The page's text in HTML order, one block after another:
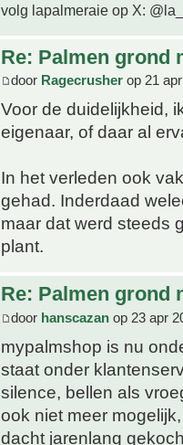
volg lapalmeraie op X:
Re: Palmen grond
door Ragecrusher op 21
Voor de duidelijkheid,
eigenaar, of daar al
In het verleden ook
gehad. Inderdaad
maar dat werd steeds
plant.
Re: Palmen grond
door hanscazan op 23 apr
mypalmshop is nu
staat onder
silence, bellen als
ook niet meer
dacht jarenlang